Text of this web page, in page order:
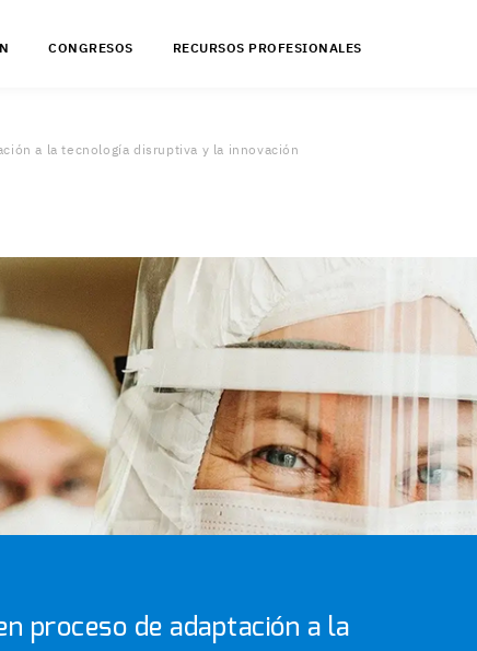
CONGRESOS RECURSOS PROFESIONALES
a la tecnología disruptiva y la innovación
proceso de adaptación a la